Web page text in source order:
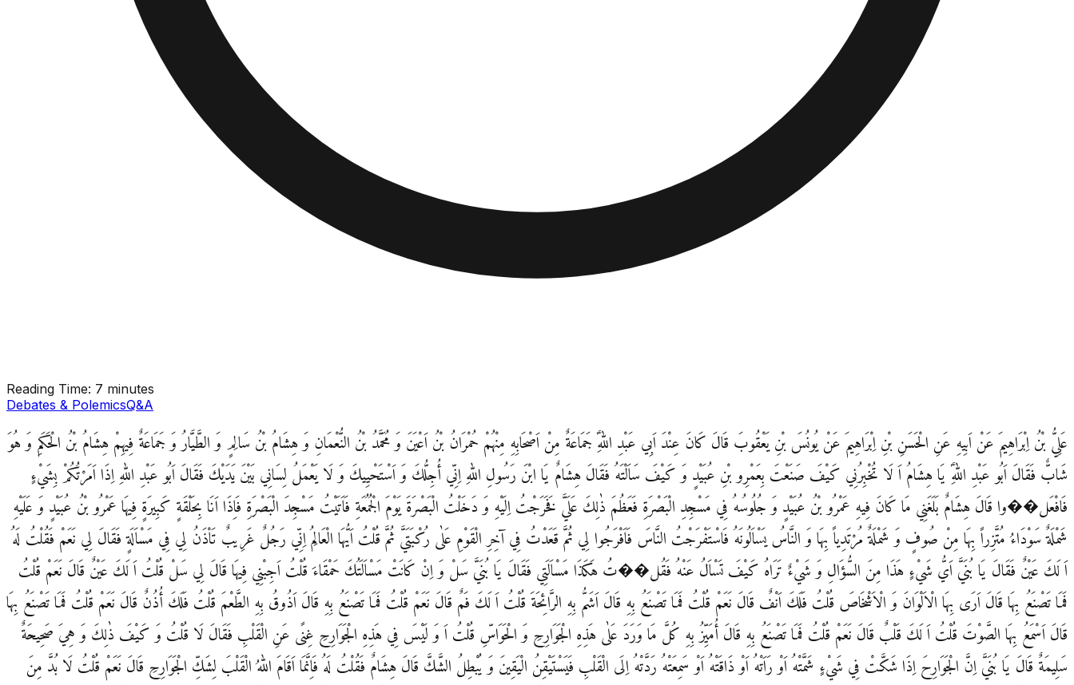
Reading Time: 7 minutes
Debates & PolemicsQ&A
عَلِيُّ بْنُ اِبْرَاهِيمَ عَنْ اَبِيهِ عَنِ الْحَسَنِ بْنِ اِبْرَاهِيمَ عَنْ يُونُسَ بْنِ يَعْقُوبَ قَالَ كَانَ عِنْدَ اَبِي عَبْدِ اللهِؑ جَمَاعَةٌ مِنْ اَصْحَابِهِ مِنْهُمْ حُمْرَانُ بْنُ اَعْيَنَ وَ مُحَمَّدُ بْنُ النُّعْمَانِ وَ هِشَامُ بْنُ سَالِمٍ وَ الطَّيَّارُ وَ جَمَاعَةٌ فِيهِمْ هِشَامُ بْنُ الْحَكَمِ وَ هُوَ
شَابٌّ فَقَالَ اَبُو عَبْدِ اللهِؑ يَا هِشَامُ اَ لَا تُخْبِرُنِي كَيْفَ صَنَعْتَ بِعَمْرِو بْنِ عُبَيْدٍ وَ كَيْفَ سَاَلْتَهُ فَقَالَ هِشَامٌ يَا ابْنَ رَسُولِ اللهِ اِنِّي أُجِلُّكَ وَ اَسْتَحْيِيكَ وَ لَا يَعْمَلُ لِسَانِي بَيْنَ يَدَيْكَ فَقَالَ اَبُو عَبْدِ اللهِ اِذَا اَمَرْتُكُمْ بِشَيْ‏ءٍ
فَافْعَل��وا قَالَ هِشَامٌ بَلَغَنِي مَا كَانَ فِيهِ عَمْرُو بْنُ عُبَيْدٍ وَ جُلُوسُهُ فِي مَسْجِدِ الْبَصْرَةِ فَعَظُمَ ذٰلِكَ عَلَيَّ فَخَرَجْتُ اِلَيْهِ وَ دَخَلْتُ الْبَصْرَةَ يَوْمَ الْجُمُعَةِ فَاَتَيْتُ مَسْجِدَ الْبَصْرَةِ فَاِذَا اَنَا بِحَلْقَةٍ كَبِيرَةٍ فِيهَا عَمْرُو بْنُ عُبَيْدٍ وَ عَلَيْهِ
شَمْلَةٌ سَوْدَاءُ مُتَّزِراً بِهَا مِنْ صُوفٍ وَ شَمْلَةٌ مُرْتَدِياً بِهَا وَ النَّاسُ يَسْاَلُونَهُ فَاسْتَفْرَجْتُ النَّاسَ فَاَفْرَجُوا لِي ثُمَّ قَعَدْتُ فِي آخِرِ الْقَوْمِ عَلٰى رُكْبَتَيَّ ثُمَّ قُلْتُ اَيُّهَا الْعَالِمُ اِنِّي رَجُلٌ غَرِيبٌ تَاْذَنُ لِي فِي مَسْاَلَةٍ فَقَالَ لِي نَعَمْ فَقُلْتُ لَهُ
اَ لَكَ عَيْنٌ فَقَالَ يَا بُنَيَّ اَيُّ شَيْ‏ءٍ هَذَا مِنَ السُّؤَالِ وَ شَيْ‏ءٌ تَرَاهُ كَيْفَ تَسْاَلُ عَنْهُ فَقُل��تُ هَكَذَا مَسْاَلَتِي فَقَالَ يَا بُنَيَّ سَلْ وَ اِنْ كَانَتْ مَسْاَلَتُكَ حَمْقَاءَ قُلْتُ اَجِبْنِي فِيهَا قَالَ لِي سَلْ قُلْتُ اَ لَكَ عَيْنٌ قَالَ نَعَمْ قُلْتُ
فَمَا تَصْنَعُ بِهَا قَالَ اَرَى بِهَا الْاَلْوَانَ وَ الْاَشْخَاصَ قُلْتُ فَلَكَ اَنْفٌ قَالَ نَعَمْ قُلْتُ فَمَا تَصْنَعُ بِهِ قَالَ اَشَمُّ بِهِ الرَّائِحَةَ قُلْتُ اَ لَكَ فَمٌ قَالَ نَعَمْ قُلْتُ فَمَا تَصْنَعُ بِهِ قَالَ اَذُوقُ بِهِ الطَّعْمَ قُلْتُ فَلَكَ أُذُنٌ قَالَ نَعَمْ قُلْتُ فَمَا تَصْنَعُ بِهَا
قَالَ اَسْمَعُ بِهَا الصَّوْتَ قُلْتُ اَ لَكَ قَلْبٌ قَالَ نَعَمْ قُلْتُ فَمَا تَصْنَعُ بِهِ قَالَ أُمَيِّزُ بِهِ كُلَّ مَا وَرَدَ عَلٰى هَذِهِ الْجَوَارِحِ وَ الْحَوَاسِّ قُلْتُ اَ وَ لَيْسَ فِي هَذِهِ الْجَوَارِحِ غِنًى عَنِ الْقَلْبِ فَقَالَ لَا قُلْتُ وَ كَيْفَ ذٰلِكَ وَ هِيَ صَحِيحَةٌ
سَلِيمَةٌ قَالَ يَا بُنَيَّ اِنَّ الْجَوَارِحَ اِذَا شَكَّتْ فِي شَيْ‏ءٍ شَمَّتْهُ اَوْ رَاَتْهُ اَوْ ذَاقَتْهُ اَوْ سَمِعَتْهُ رَدَّتْهُ اِلَى الْقَلْبِ فَيَسْتَيْقِنُ الْيَقِينَ وَ يُبْطِلُ الشَّكَّ قَالَ هِشَامٌ فَقُلْتُ لَهُ فَاِنَّمَا اَقَامَ اللهُ الْقَلْبَ لِشَكِّ الْجَوَارِحِ قَالَ نَعَمْ قُلْتُ لَا بُدَّ مِنَ